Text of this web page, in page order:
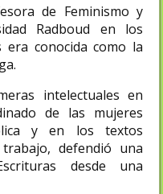
de Feminismo y
Radboud en los
era conocida como la
intelectuales en
de las mujeres
y en los textos
defendió una
desde una